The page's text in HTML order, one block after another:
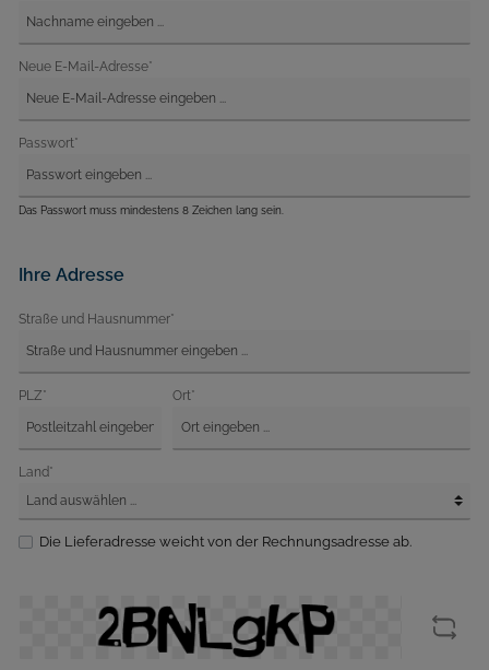
Neue E-Mail-Adresse*
Passwort*
Das Passwort muss mindestens 8 Zeichen lang sein.
Ihre Adresse
Straße und Hausnummer*
PLZ* Ort*
Land*
Die Lieferadresse weicht von der Rechnungsadresse ab.